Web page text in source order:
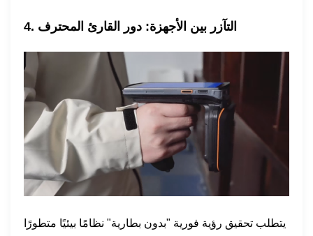
4. التآزر بين الأجهزة: دور القارئ المحترف
يتطلب تحقيق رؤية فورية "بدون بطارية" نظامًا بيئيًا متطورًا